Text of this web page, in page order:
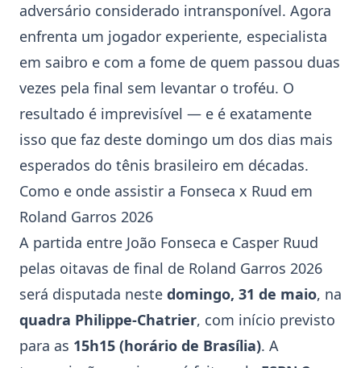
adversário considerado intransponível. Agora
enfrenta um jogador experiente, especialista
em saibro e com a fome de quem passou duas
vezes pela final sem levantar o troféu. O
resultado é imprevisível — e é exatamente
isso que faz deste domingo um dos dias mais
esperados do tênis brasileiro em décadas.
Como e onde assistir a Fonseca x Ruud em
Roland Garros 2026
A partida entre João Fonseca e Casper Ruud
pelas oitavas de final de Roland Garros 2026
será disputada neste domingo, 31 de maio, na
quadra Philippe-Chatrier, com início previsto
para as 15h15 (horário de Brasília). A